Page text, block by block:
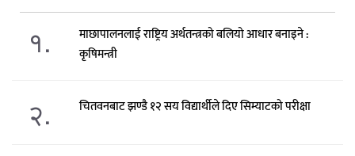
१.
माछापालनलाई राष्ट्रिय अर्थतन्त्रको बलियो आधार बनाइने :
कृषिमन्त्री
२. चितवनबाट झण्डै १२ सय विद्यार्थीले दिए सिम्याटको परीक्षा